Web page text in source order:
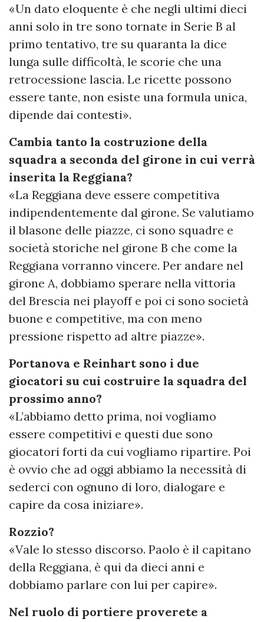
«Un dato eloquente è che negli ultimi dieci
anni solo in tre sono tornate in Serie B al
primo tentativo, tre su quaranta la dice
lunga sulle difficoltà, le scorie che una
retrocessione lascia. Le ricette possono
essere tante, non esiste una formula unica,
dipende dai contesti».
Cambia tanto la costruzione della
squadra a seconda del girone in cui verrà
inserita la Reggiana?
«La Reggiana deve essere competitiva
indipendentemente dal girone. Se valutiamo
il blasone delle piazze, ci sono squadre e
società storiche nel girone B che come la
Reggiana vorranno vincere. Per andare nel
girone A, dobbiamo sperare nella vittoria
del Brescia nei playoff e poi ci sono società
buone e competitive, ma con meno
pressione rispetto ad altre piazze».
Portanova e Reinhart sono i due
giocatori su cui costruire la squadra del
prossimo anno?
«L’abbiamo detto prima, noi vogliamo
essere competitivi e questi due sono
giocatori forti da cui vogliamo ripartire. Poi
è ovvio che ad oggi abbiamo la necessità di
sederci con ognuno di loro, dialogare e
capire da cosa iniziare».
Rozzio?
«Vale lo stesso discorso. Paolo è il capitano
della Reggiana, è qui da dieci anni e
dobbiamo parlare con lui per capire».
Nel ruolo di portiere proverete a